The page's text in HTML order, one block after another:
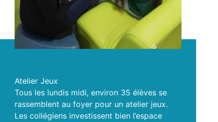
Atelier Jeux
Tous les lundis midi, environ 35 élèves se
rassemblent au foyer pour un atelier jeux.
Les collégiens investissent bien l’espace